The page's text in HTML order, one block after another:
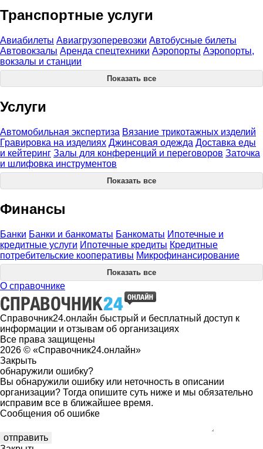
Транспортные услуги
Авиабилеты Авиагрузоперевозки Автобусные билеты
Автовокзалы Аренда спецтехники Аэропорты Аэропорты,
вокзалы и станции
Показать все
Услуги
Автомобильная экспертиза Вязание трикотажных изделий
Гравировка на изделиях Джинсовая одежда Доставка еды
и кейтеринг Залы для конференций и переговоров Заточка
и шлифовка инструментов
Показать все
Финансы
Банки Банки и банкоматы Банкоматы Ипотечные и
кредитные услуги Ипотечные кредиты Кредитные
потребительские кооперативы Микрофинансирование
Показать все
О справочнике
Справочник24.онлайн быстрый и бесплатный доступ к
информации и отзывам об организациях
Все права защищены
2026 © «Справочник24.онлайн»
Закрыть
обнаружили ошибку?
Вы обнаружили ошибку или неточность в описании
организации? Тогда опишите суть ниже и мы обязательно
исправим все в ближайшее время.
Сообщения об ошибке